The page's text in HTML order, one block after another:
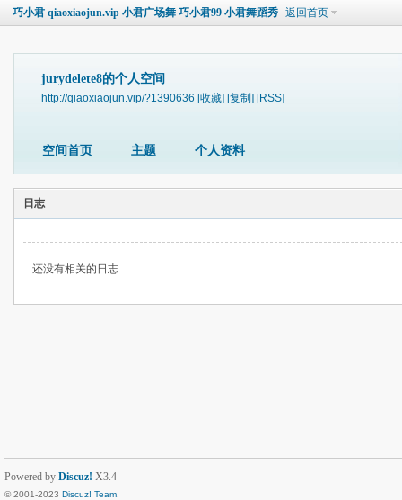
巧小君 qiaoxiaojun.vip 小君广场舞 巧小君99 小君舞蹈秀 返回首页
jurydelete8的个人空间
http://qiaoxiaojun.vip/?1390636 [收藏] [复制] [RSS]
空间首页 主题 个人资料
日志
还没有相关的日志
Powered by Discuz! X3.4
© 2001-2023 Discuz! Team